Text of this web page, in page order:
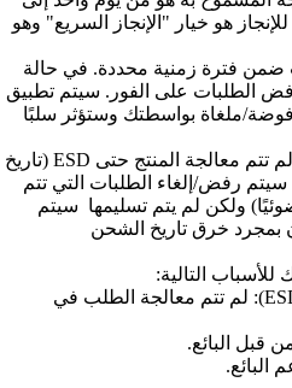
هو خيار "الإنجاز السريع" وهو
ضمن فترة زمنية محددة. في حالة
الطلبات على الفور. سيتم تطبيق
ملغاة بواسطتك وستؤثر سلبًا
يحق لنون رفض/إلغاء الطلب إذا لم تتم معالجة المنتج حتى ESD (تاريخ
رفض/إلغاء الطلبات التي تتم
ولكن لم يتم تسليمها سيتم
بمجرد خرق تاريخ الشحن
التالية:
1- تأخير معالجة الطلب (انتهاك ESD): لم تتم معالجة الطلب في
البائع.